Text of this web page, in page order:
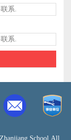
School.All